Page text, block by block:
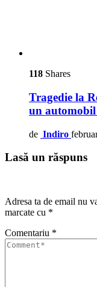
118 Shares
Tragedie la
un
de Indiro
Lasă un răspuns
Adresa ta de email nu
marcate cu *
Comentariu *